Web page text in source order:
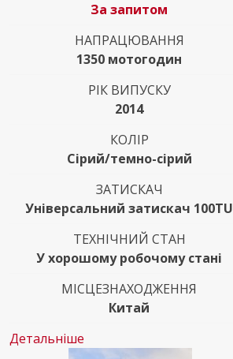
За запитом
НАПРАЦЮВАННЯ
1350 мотогодин
РІК ВИПУСКУ
2014
КОЛІР
Сірий/темно-сірий
ЗАТИСКАЧ
Універсальний затискач 100TU
ТЕХНІЧНИЙ СТАН
У хорошому робочому стані
МІСЦЕЗНАХОДЖЕННЯ
Китай
Детальніше